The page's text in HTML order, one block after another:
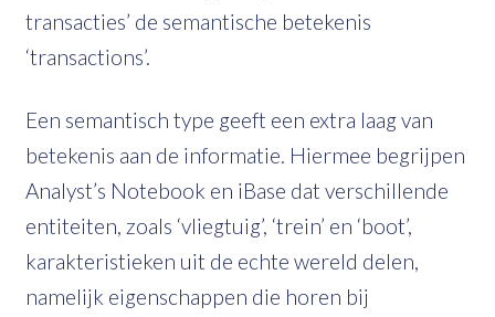
transacties’ de semantische betekenis
‘transactions’.
Een semantisch type geeft een extra laag van
betekenis aan de informatie. Hiermee begrijpen
Analyst’s Notebook en iBase dat verschillende
entiteiten, zoals ‘vliegtuig’, ‘trein’ en ‘boot’,
karakteristieken uit de echte wereld delen,
namelijk eigenschappen die horen bij